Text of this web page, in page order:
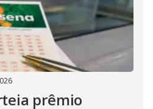
prêmio